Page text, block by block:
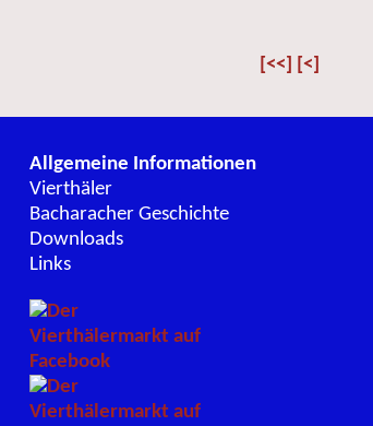
[<<] [<]
Allgemeine Informationen
Vierthäler
Bacharacher Geschichte
Downloads
Links